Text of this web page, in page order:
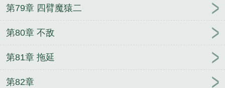
第79章 四臂魔猿二
第80章 不敌
第81章 拖延
第82章